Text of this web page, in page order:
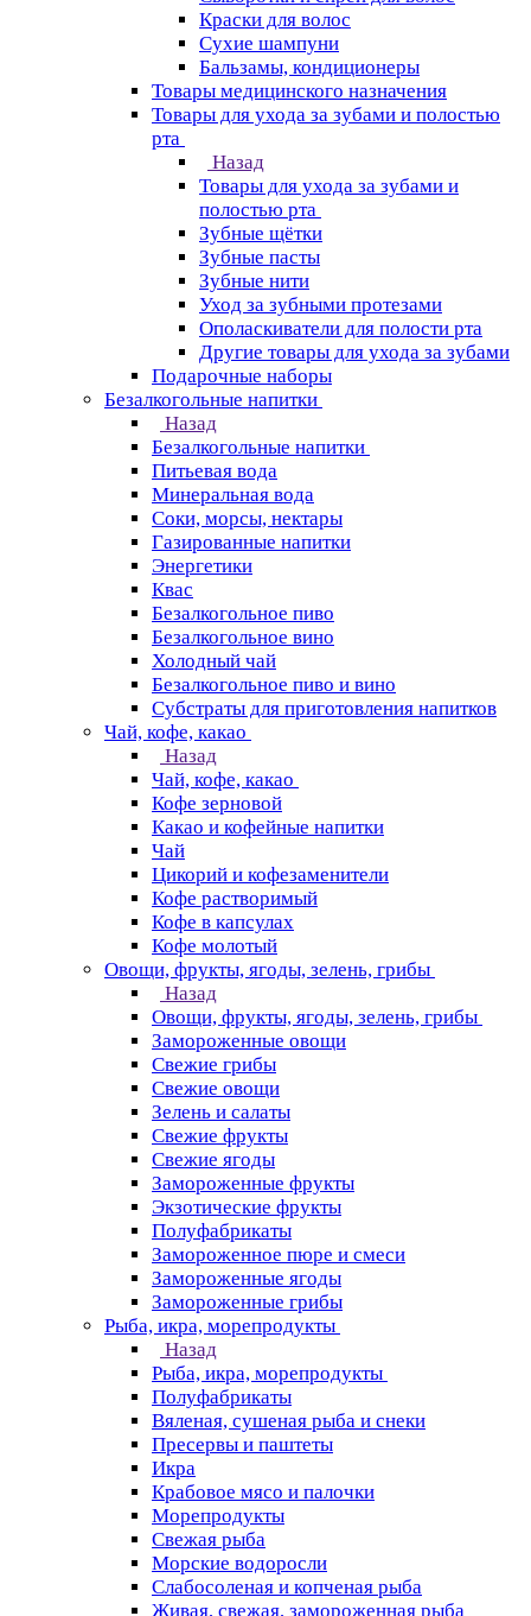
Краски для волос
Сухие шампуни
Бальзамы, кондиционеры
Товары медицинского назначения
Товары для ухода за зубами и полостью
рта
Назад
Товары для ухода за зубами и
полостью рта
Зубные щётки
Зубные пасты
Зубные нити
Уход за зубными протезами
Ополаскиватели для полости рта
Другие товары для ухода за зубами
Подарочные наборы
Безалкогольные напитки
Назад
Безалкогольные напитки
Питьевая вода
Минеральная вода
Соки, морсы, нектары
Газированные напитки
Энергетики
Квас
Безалкогольное пиво
Безалкогольное вино
Холодный чай
Безалкогольное пиво и вино
Субстраты для приготовления напитков
Чай, кофе, какао
Назад
Чай, кофе, какао
Кофе зерновой
Какао и кофейные напитки
Чай
Цикорий и кофезаменители
Кофе растворимый
Кофе в капсулах
Кофе молотый
Овощи, фрукты, ягоды, зелень, грибы
Назад
Овощи, фрукты, ягоды, зелень, грибы
Замороженные овощи
Свежие грибы
Свежие овощи
Зелень и салаты
Свежие фрукты
Свежие ягоды
Замороженные фрукты
Экзотические фрукты
Полуфабрикаты
Замороженное пюре и смеси
Замороженные ягоды
Замороженные грибы
Рыба, икра, морепродукты
Назад
Рыба, икра, морепродукты
Полуфабрикаты
Вяленая, сушеная рыба и снеки
Пресервы и паштеты
Икра
Крабовое мясо и палочки
Морепродукты
Свежая рыба
Морские водоросли
Слабосоленая и копченая рыба
Живая, свежая, замороженная рыба